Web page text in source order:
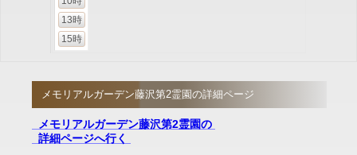
13時
15時
メモリアルガーデン藤沢第2霊園の詳細ページ
メモリアルガーデン藤沢第2霊園の
詳細ページへ行く